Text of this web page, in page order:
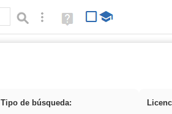
Búsqueda avanzada
Ayuda
(en
Tipo de búsqueda: